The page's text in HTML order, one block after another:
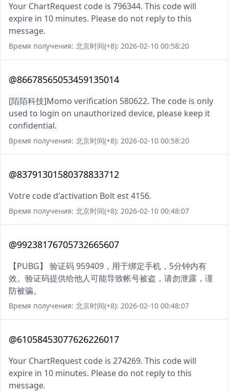
Your ChartRequest code is 796344. This code will
expire in 10 minutes. Please do not reply to this
message.
Время получения: 北京时间(+8): 2026-02-10 00:58:20
@86678565053459135014
[陌陌科技]Momo verification 580622. The code is only
used to login on unauthorized device, please keep it
confidential.
Время получения: 北京时间(+8): 2026-02-10 00:58:20
@83791301580378833712
Votre code d'activation Bolt est 4156.
Время получения: 北京时间(+8): 2026-02-10 00:48:07
@99238176705732665607
【PUBG】 验证码 959409，用于绑定手机，5分钟内有
效。验证码提供给他人可能导致帐号被盗，请勿泄露，谨
防被骗。
Время получения: 北京时间(+8): 2026-02-10 00:48:07
@61058453077626226017
Your ChartRequest code is 274269. This code will
expire in 10 minutes. Please do not reply to this
message.